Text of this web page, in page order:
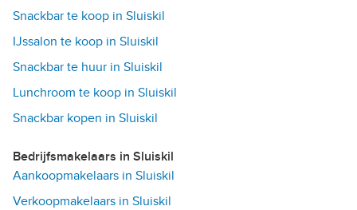
Snackbar te koop in Sluiskil
IJssalon te koop in Sluiskil
Snackbar te huur in Sluiskil
Lunchroom te koop in Sluiskil
Snackbar kopen in Sluiskil
Bedrijfsmakelaars in Sluiskil
Aankoopmakelaars in Sluiskil
Verkoopmakelaars in Sluiskil